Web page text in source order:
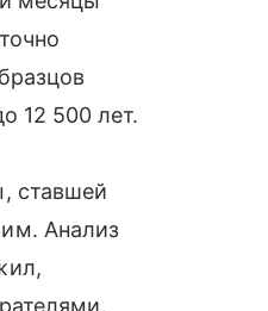
12 500 лет.
ставшей
Анализ